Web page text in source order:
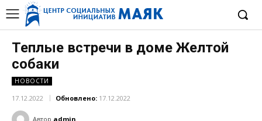
Теплые встречи в доме Желтой
собаки
НОВОСТИ
17.12.2022 Обновлено: 17.12.2022
Автор admin